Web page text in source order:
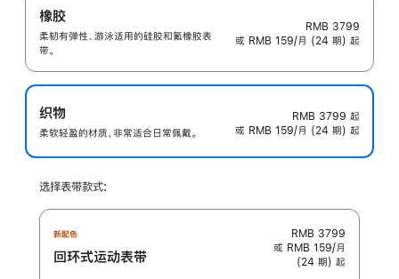
橡胶
柔韧有弹性、游泳适用的硅胶和氟橡胶表
带。
RMB 3799
或 RMB 159/月 (24 期) 起
织物
柔软轻盈的材质，非常适合日常佩戴。
RMB 3799 起
或 RMB 159/月 (24 期) 起
选择表带款式:
新配色
回环式运动表带
RMB 3799
或 RMB 159/月
(24 期) 起